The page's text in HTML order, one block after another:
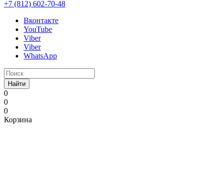
+7 (812) 602-70-48
Вконтакте
YouTube
Viber
Viber
WhatsApp
Найти
0
0
0
Корзина